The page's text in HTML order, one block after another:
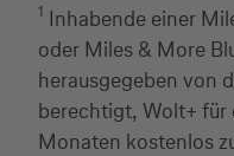
1 Inhabende einer
oder Miles & More
herausgegeben von
berechtigt, Wolt+ für
Monaten kostenlos